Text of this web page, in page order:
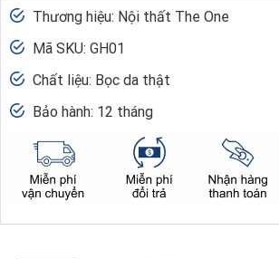
Thương hiệu: Nội thất The One
Mã SKU: GH01
Chất liệu: Bọc da thật
Bảo hành: 12 tháng